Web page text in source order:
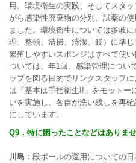
用、環境衛生の実践、そしてスタ
がら感染性廃棄物の分別、試薬の
ました。環境衛生については多岐
理、整頓、清掃、清潔、躾）に準
繁殖しやすいスポンジはすべて使
ついては、年1回、感染管理につい
ップを図る目的でリンクスタッフ
は「基本は手指衛生!!」をモット
いを実施し、各自が洗い残しを再
にしています。
Q9．特に困ったことなどはありませ
川島 ：段ボールの運用についての